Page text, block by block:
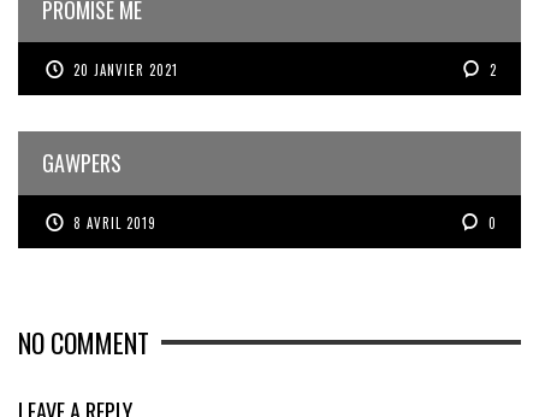
PROMISE ME
20 JANVIER 2021 2
GAWPERS
8 AVRIL 2019 0
NO COMMENT
LEAVE A REPLY